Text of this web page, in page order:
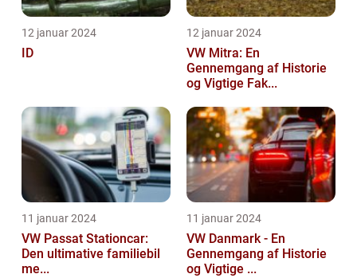
12 januar 2024
ID
12 januar 2024
VW Mitra: En
Gennemgang af Historie
og Vigtige Fak...
11 januar 2024
VW Passat Stationcar:
Den ultimative familiebil
me...
11 januar 2024
VW Danmark - En
Gennemgang af Historie
og Vigtige ...